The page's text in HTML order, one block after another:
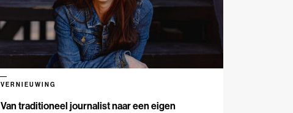
Van traditioneel journalist naar een eigen
VERNIEUWING